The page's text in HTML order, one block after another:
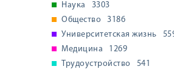
Наука
3303
Общество
3186
Университетская жизнь
Медицина
1269
Трудоустройство
541